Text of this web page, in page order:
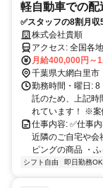
軽自動車での配
✅スタッフの8割月収
（車両レンタル/事故
株式会社貴順
アクセス: 全国各地に支店がありますので、 お住まいの近くや、好き
な場所で働くことが
ありません。 ・
月給400,000円～
千葉県大網白里市
勤務時間・曜日:
託のため、上記時
れています！ ※案
仕事内容: ✅️仕事
近隣のご自宅や会
ピングの商品 ・
シフト自由 即日勤務OK